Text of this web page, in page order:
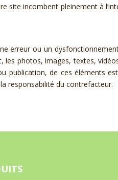
site incombent pleinement à
erreur ou un
photos, images, textes,
publication, de ces éléments
responsabilité du contrefacteur.